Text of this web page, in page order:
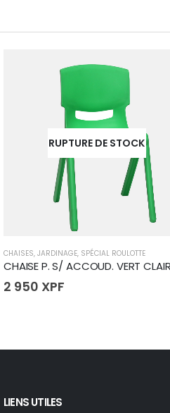
RUPTURE DE STOCK
CHAISES, JARDINAGE, SPÉCIAL ROULOTTE
CHAISE P. S/ ACCOUD. VERT CLAIR
2 950 XPF
LIENS UTILES